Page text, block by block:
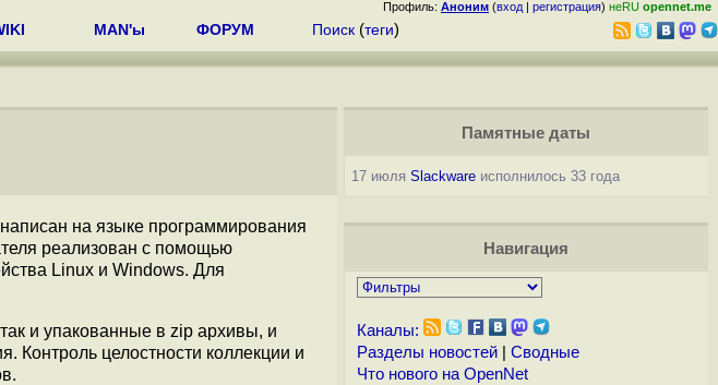
Профиль: Аноним (вход | регистрация) неRU opennet.me
MAN'ы ФОРУМ Поиск (теги)
на языке программирования
реализован с помощью
Linux и Windows. Для
и упакованные в zip архивы, и
Контроль целостности коллекции и
Памятные даты
17 июля Slackwareисполнилось 33 года
Навигация
Каналы:
Разделы новостей| Сводные
Что нового на OpenNet